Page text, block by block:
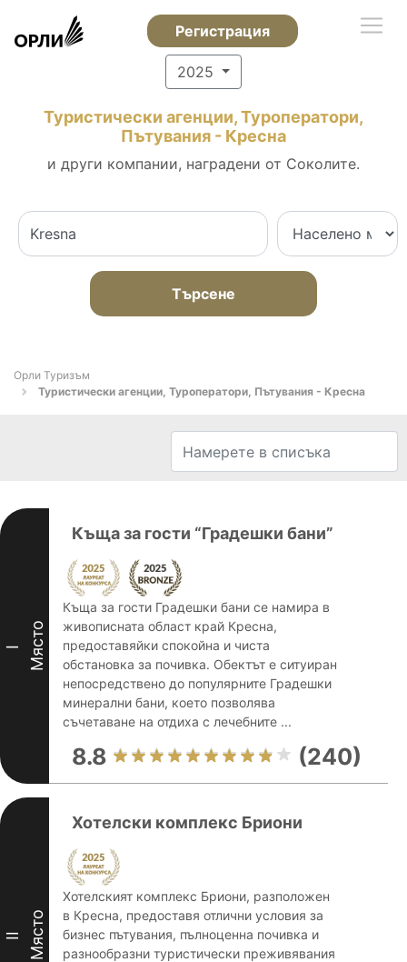
Регистрация
2025
Туристически агенции, Туроператори,
Пътувания - Кресна
и други компании, наградени от Соколите.
Търсене
Орли Туризъм
Туристически агенции, Туроператори, Пътувания - Кресна
I Място
Къща за гости “Градешки бани”
Къща за гости Градешки бани се намира в
живописната област край Кресна,
предоставяйки спокойна и чиста
обстановка за почивка. Обектът е ситуиран
непосредствено до популярните Градешки
минерални бани, което позволява
съчетаване на отдиха с лечебните ...
8.8 (240)
II Място
Хотелски комплекс Бриони
Хотелският комплекс Бриони, разположен
в Кресна, предоставя отлични условия за
бизнес пътувания, пълноценна почивка и
разнообразни туристически преживявания